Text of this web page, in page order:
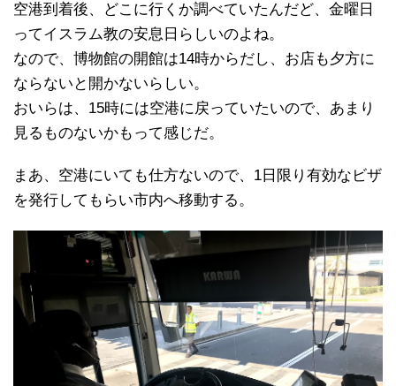
空港到着後、どこに行くか調べていたんだど、金曜日
ってイスラム教の安息日らしいのよね。
なので、博物館の開館は14時からだし、お店も夕方に
ならないと開かないらしい。
おいらは、15時には空港に戻っていたいので、あまり
見るものないかもって感じだ。
まあ、空港にいても仕方ないので、1日限り有効なビザ
を発行してもらい市内へ移動する。